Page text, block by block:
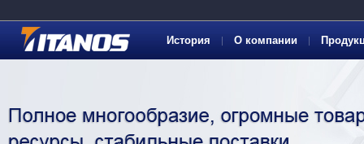
История О компании